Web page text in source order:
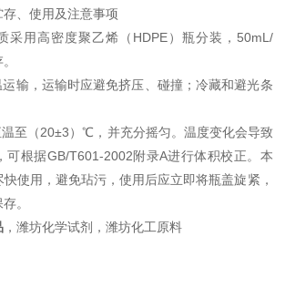
、使用及注意事项
采用高密度聚乙烯（HDPE）瓶分装，50mL/
输，运输时应避免挤压、碰撞；冷藏和避光条
至（20±3）℃，并充分摇匀。温度变化会导致
可根据GB/T601-2002附录A进行体积校正。本
使用，避免玷污，使用后应立即将瓶盖旋紧，
。
，潍坊化学试剂，潍坊化工原料